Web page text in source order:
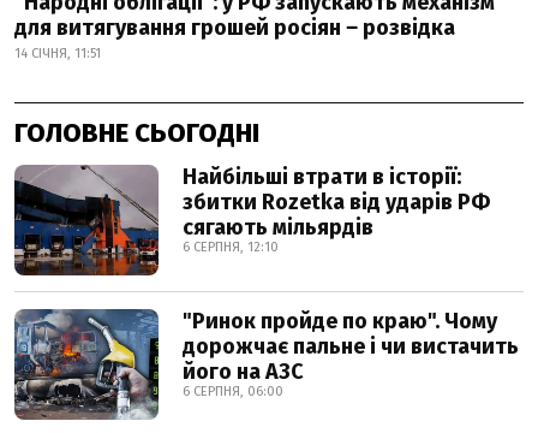
для витягування грошей росіян ‒ розвідка
14 СІЧНЯ, 11:51
ГОЛОВНЕ СЬОГОДНІ
Найбільші втрати в історії:
збитки Rozetka від ударів РФ
сягають мільярдів
6 СЕРПНЯ, 12:10
"Ринок пройде по краю". Чому
дорожчає пальне і чи вистачить
його на АЗС
6 СЕРПНЯ, 06:00